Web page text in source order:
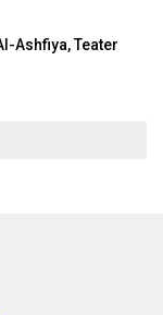
Ashfiya, Teater